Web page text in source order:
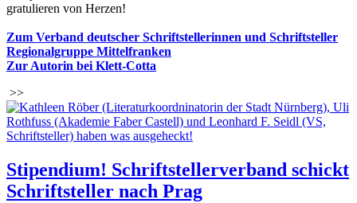
gratulieren von Herzen!
Zum Verband deutscher Schriftstellerinnen und Schriftsteller
Regionalgruppe Mittelfranken
Zur Autorin bei Klett-Cotta
>>
Stipendium! Schriftstellerverband schickt
Schriftsteller nach Prag